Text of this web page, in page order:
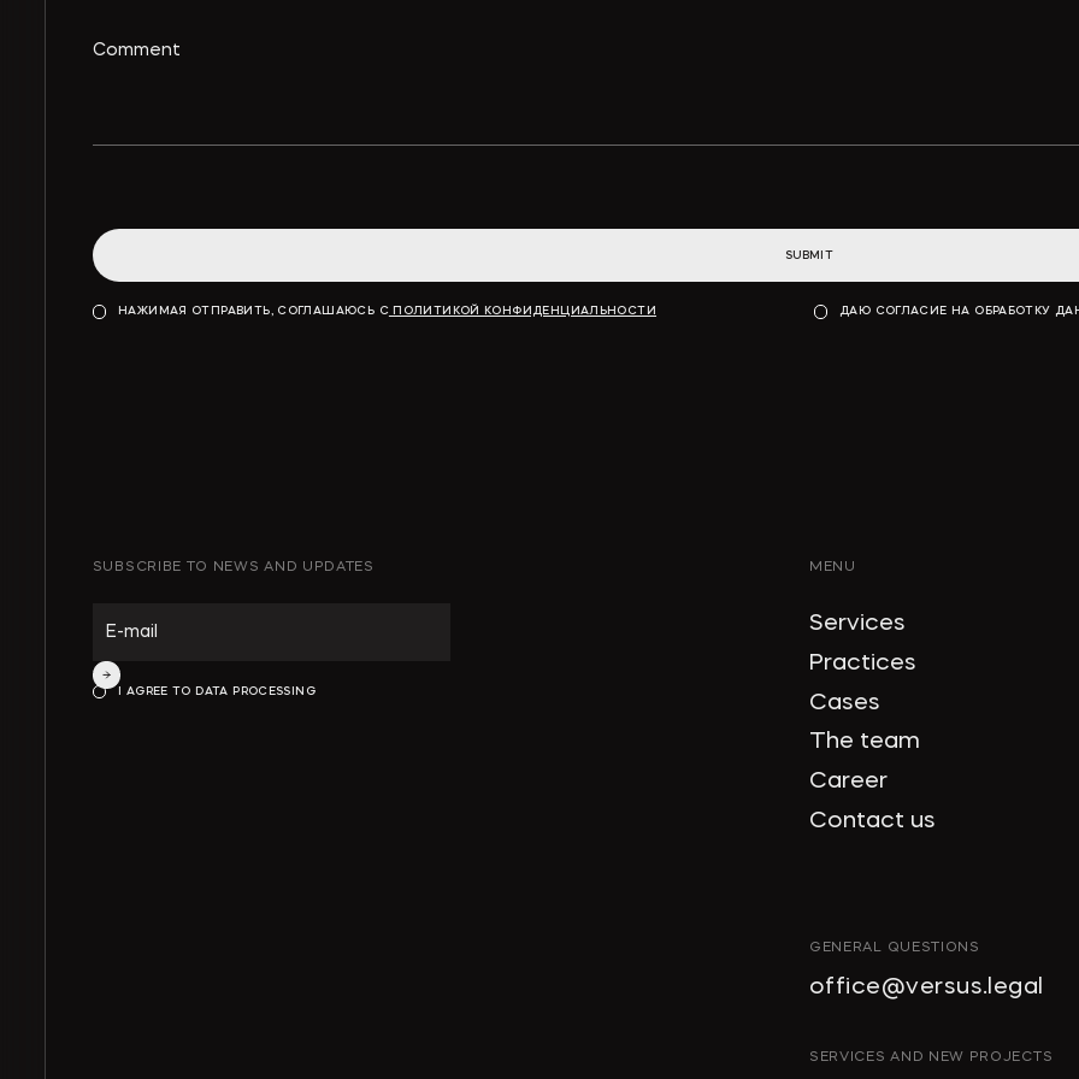
SUBMIT
НАЖИМАЯ ОТПРАВИТЬ, СОГЛАШАЮСЬ СПОЛИТИКОЙ КОНФИДЕНЦИАЛЬНОСТИ ДАЮ СОГЛАСИЕ НА ОБРАБОТКУ
СТРОИТЕЛЬСТВО И НЕДВИЖИМОСТЬ
SUBSCRIBE TO NEWS AND UPDATES
I AGREE TO DATA PROCESSING
MENU
Services
Practices
Cases
The team
Career
Contact us
GENERAL QUESTIONS
office@versus.legal
SERVICES AND NEW PROJECTS